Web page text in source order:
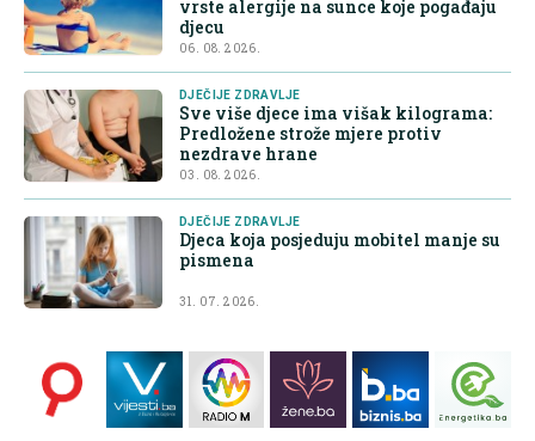
vrste alergije na sunce koje pogađaju
djecu
06. 08. 2026.
DJEČIJE ZDRAVLJE
Sve više djece ima višak kilograma:
Predložene strože mjere protiv
nezdrave hrane
03. 08. 2026.
DJEČIJE ZDRAVLJE
Djeca koja posjeduju mobitel manje su
pismena
31. 07. 2026.